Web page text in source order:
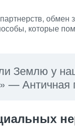
обмен
которые
Землю у
— Античная